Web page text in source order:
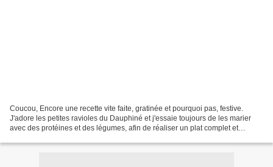
Coucou, Encore une recette vite faite, gratinée et pourquoi pas, festive.
J'adore les petites ravioles du Dauphiné et j'essaie toujours de les marier
avec des protéines et des légumes, afin de réaliser un plat complet et